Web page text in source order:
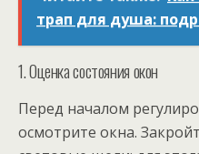
трап для душа:
1. Оценка состояния окон
Перед началом
осмотрите окна.